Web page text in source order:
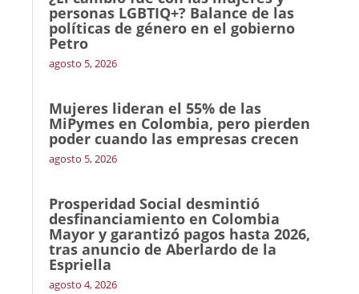
personas LGBTIQ+? Balance de las
políticas de género en el gobierno
Petro
agosto 5, 2026
Mujeres lideran el 55% de las
MiPymes en Colombia, pero pierden
poder cuando las empresas crecen
agosto 5, 2026
Prosperidad Social desmintió
desfinanciamiento en Colombia
Mayor y garantizó pagos hasta 2026,
tras anuncio de Aberlardo de la
Espriella
agosto 4, 2026